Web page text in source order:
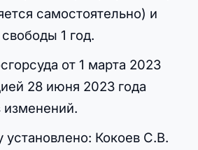
самостоятельно) и
1 год.
от 1 марта 2023
28 июня 2023 года
изменений.
установлено: Кокоев С.В.